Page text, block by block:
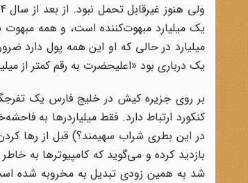
یک میلیارد مبهوت‌کننده است، و همه
میلیارد در حالی که او این همه پول دارد
یک درباری بود «اعلیحضرت به رقم کمتر از
بر روی جزیره کیش در خلیج فارس یک
کنکورد ارتباط دارد. فقط میلیاردرها به
در این بطری شراب سهیمند؟) قبل از رها
بازدید کرده و می‌گوید که کامپیوترها به
شد به همین زودی تبدیل به مخروبه شده